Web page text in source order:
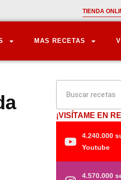
TIENDA
MAS RECETAS
¡VISÍTAME EN
4.240.000
Youtube
4.570.000